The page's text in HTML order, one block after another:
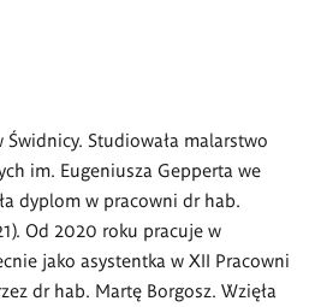
Świdnicy. Studiowała malarstwo
im. Eugeniusza Gepperta we
dyplom w pracowni dr hab.
Od 2020 roku pracuje w
jako asystentka w XII Pracowni
dr hab. Martę Borgosz. Wzięła